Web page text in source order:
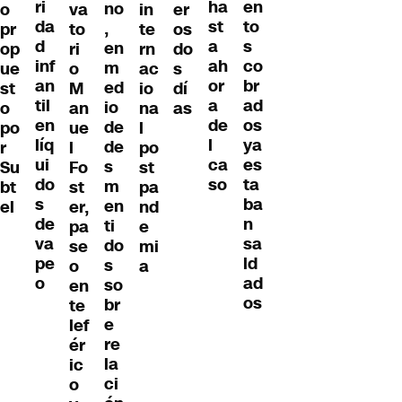
o
pr
op
ue
st
o
po
r
Su
bt
el
ri
da
d
inf
an
til
en
líq
ui
do
s
de
va
pe
o
va
to
ri
o
M
an
ue
l
Fo
st
er,
pa
se
o
en
te
lef
ér
ic
o
no
,
en
m
ed
io
de
de
s
m
en
ti
do
s
so
br
e
re
la
ci
in
te
rn
ac
io
na
l
po
st
pa
nd
e
mi
a
er
os
do
s
dí
as
ha
st
a
ah
or
a
de
l
ca
so
en
to
s
co
br
ad
os
ya
es
ta
ba
n
sa
ld
ad
os